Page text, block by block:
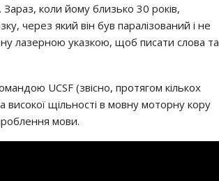
коли йому близько 30 років,
через який він був паралізований і не
лазерною указкою, щоб писати слова та
UCSF (звісно, ​​протягом кількох
високої щільності в мовну моторну кору
мови.